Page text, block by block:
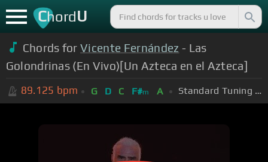
ChordU
Chords forVicente Fernández - Las
Golondrinas (En Vivo)[Un Azteca en el Azteca]
89.125 bpm G D C F#m A Standard Tuning (EADGBE)